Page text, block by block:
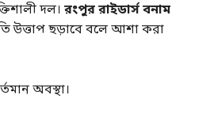
দল। রংপুর রাইডার্স বনাম
উত্তাপ ছড়াবে বলে আশা করা
অবস্থা।